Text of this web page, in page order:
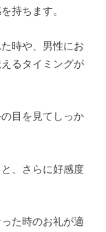
持ちます。
時や、男性にお
るタイミングが
目を見てしっか
、さらに好感度
た時のお礼が適